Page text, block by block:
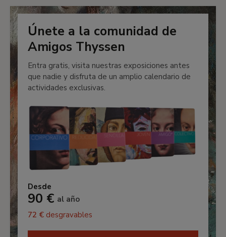
Únete a la comunidad de
Amigos Thyssen
Entra gratis, visita nuestras exposiciones antes
que nadie y disfruta de un amplio calendario de
actividades exclusivas.
Desde
90 € al año
72 € desgravables